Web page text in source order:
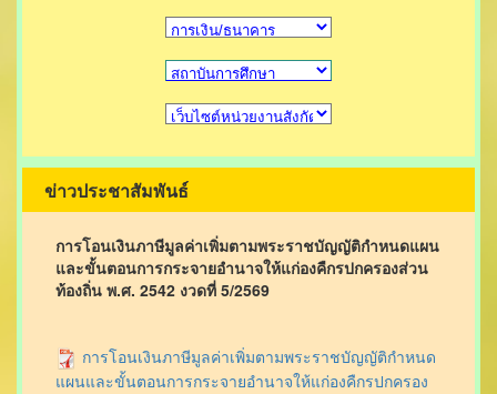
ข่าวประชาสัมพันธ์
การโอนเงินภาษีมูลค่าเพิ่มตามพระราชบัญญัติกำหนดแผน
และขั้นตอนการกระจายอำนาจให้แก่องคืกรปกครองส่วน
ท้องถิ่น พ.ศ. 2542 งวดที่ 5/2569
การโอนเงินภาษีมูลค่าเพิ่มตามพระราชบัญญัติกำหนด
แผนและขั้นตอนการกระจายอำนาจให้แก่องคืกรปกครอง